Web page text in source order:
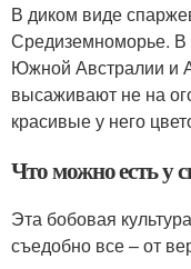
В диком виде
Средиземноморье. В
Южной Австралии и
высаживают не на
красивые у него
Что можно есть у
Эта бобовая
съедобно все – от